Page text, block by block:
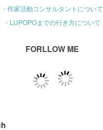
・作家活動コンサルタントについて
・LUPOPOまでの行き方について
FORLLOW ME